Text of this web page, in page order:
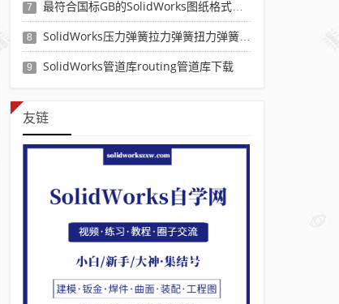
7 最符合国标GB的SolidWorks图纸格式和图纸模板下载-溪风专用版
8 SolidWorks压力弹簧拉力弹簧扭力弹簧涡卷弹簧自动生成宏程序下载
9 SolidWorks管道库routing管道库下载
友链